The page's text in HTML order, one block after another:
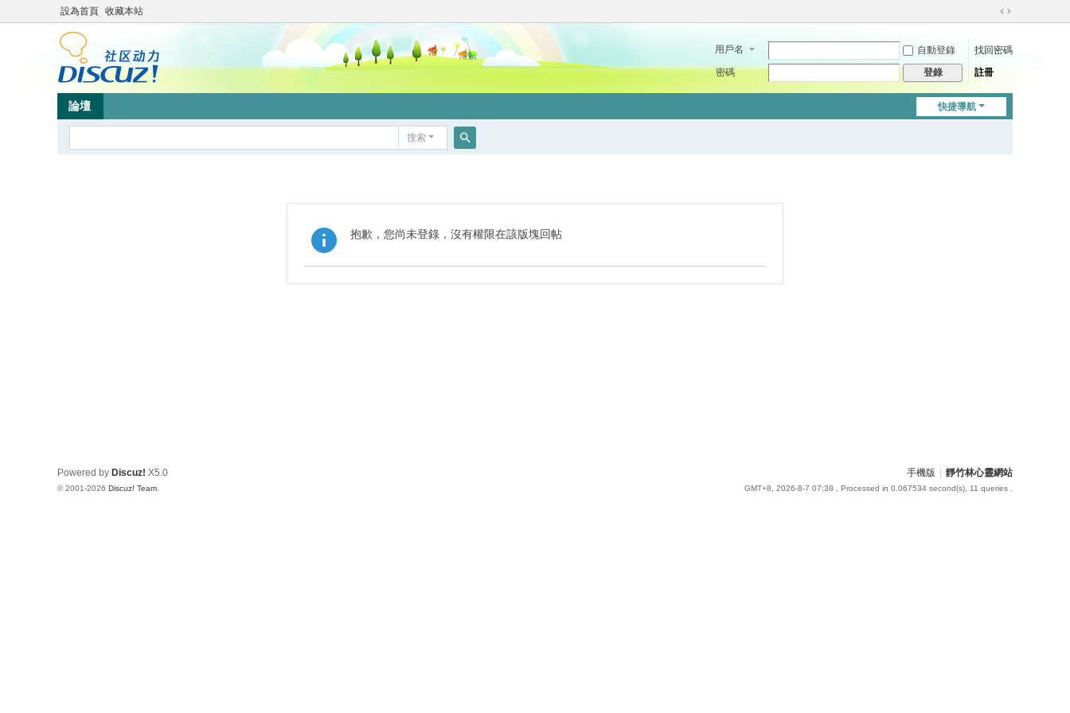
設為首頁 收藏本站
切
到
用戶名 自動登錄
找回密碼
密碼
登錄 註冊
快捷導航
論壇
搜索
抱歉，您尚未登錄，沒有權限在該版塊回帖
手機版 靜竹林心靈網站
GMT+8, 2026-8-7 07:38 , Processed in 0.067534 second(s), 11 queries .
Powered by Discuz! X5.0
© 2001-2026 Discuz! Team